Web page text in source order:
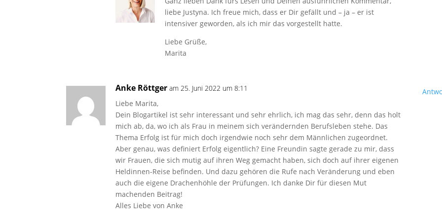
liebe Justyna. Ich freue mich, dass er Dir gefällt und – ja – er ist
intensiver geworden, als ich mir das vorgestellt hatte.
Liebe Grüße,
Marita
Anke Röttger am 25. Juni 2022 um 8:11
Liebe Marita,
Dein Blogartikel ist sehr interessant und sehr ehrlich, ich mag das sehr, denn das holt
mich ab, da, wo ich als Frau in meinem sich verändernden Berufsleben stehe. Das
Thema Erfolg ist für mich doch irgendwie noch sehr dem Männlichen zugeordnet.
Aber genau, was definiert Erfolg eigentlich? Eine Freundin sagte gerade zu mir, dass
wir Frauen, die sich mutig auf ihren Weg gemacht haben, sich doch auf ihrer eigenen
Heldinnen-Reise befinden. Und dazu gehören die Rufe nach Veränderung und eben
auch die eigene Drachenhöhle der Prüfungen. Ich danke Dir für diesen Mut
machenden Beitrag!
Alles Liebe von Anke